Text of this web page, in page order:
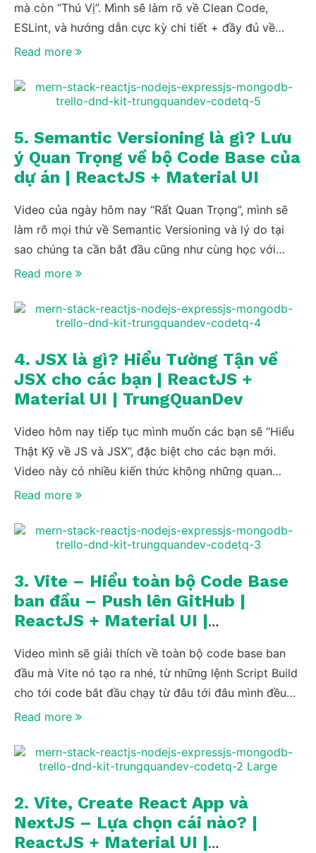
mà còn “Thú Vị”. Mình sẽ làm rõ về Clean Code,
ESLint, và hướng dẫn cực kỳ chi tiết + đầy đủ về
cách mà một dự án thực tế sử dụng ESLint như thế
bạn, hơn thế nữa mình còn giải thích cặn kẽ từng rule
một trong file eslintrc đó, vậy nên video sẽ hơi dài
😀
Read more
5. Semantic Versioning là gì? Lưu
ý Quan Trọng về bộ Code Base của
dự án | ReactJS + Material UI
Video của ngày hôm nay “Rất Quan Trọng”, mình sẽ
làm rõ mọi thứ về Semantic Versioning và lý do tại
sao chúng ta cần bắt đầu cũng như cùng học với
nhau trên cùng một phiên bản của các thư viện, môi
Read more
4. JSX là gì? Hiểu Tường Tận về
JSX cho các bạn | ReactJS +
Material UI | TrungQuanDev
Video hôm nay tiếp tục mình muốn các bạn sẽ “Hiểu
Thật Kỹ về JS và JSX”, đặc biệt cho các bạn mới.
Video này có nhiều kiến thức không những quan
trọng mà còn thú vị, các bạn cũng chỉ cần thong thả
Read more
3. Vite – Hiểu toàn bộ Code Base
ban đầu – Push lên GitHub |
ReactJS + Material UI |
Video mình sẽ giải thích về toàn bộ code base ban
đầu mà Vite nó tạo ra nhé, từ những lệnh Script Build
cho tới code bắt đầu chạy từ đâu tới đâu mình đều
làm rất Chi Tiết và Cẩn thận. Sau cùng là mình sẽ
GitHub luôn nhé.
Read more
2. Vite, Create React App và
NextJS – Lựa chọn cái nào? |
ReactJS + Material UI |